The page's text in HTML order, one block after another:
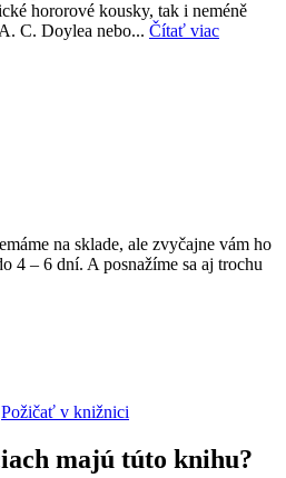
hororové kousky, tak i neméně
C. Doylea nebo... Čítať viac
na sklade, ale zvyčajne vám ho
4 – 6 dní. A posnažíme sa aj trochu
Požičať v knižnici
majú túto knihu?